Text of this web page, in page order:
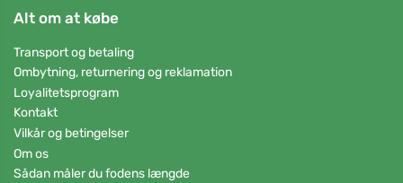
Alt om at købe
Transport og betaling
Ombytning, returnering og reklamation
Loyalitetsprogram
Kontakt
Vilkår og betingelser
Om os
Sådan måler du fodens længde